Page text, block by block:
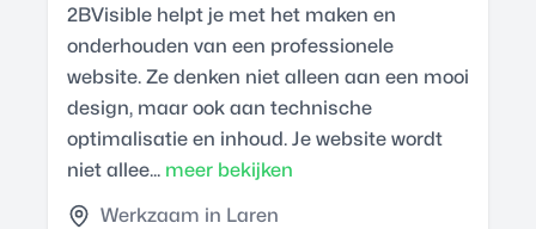
2BVisible helpt je met het maken en
onderhouden van een professionele
website. Ze denken niet alleen aan een mooi
design, maar ook aan technische
optimalisatie en inhoud. Je website wordt
niet allee... meer bekijken
Werkzaam in Laren